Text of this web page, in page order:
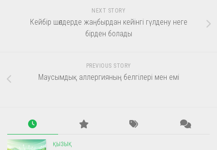
NEXT STORY
Кейбір шөлдерде жаңбырдан кейінгі гүлдену неге
бірден болады
PREVIOUS STORY
Маусымдық аллергияның белгілері мен емі
ҚЫЗЫҚ